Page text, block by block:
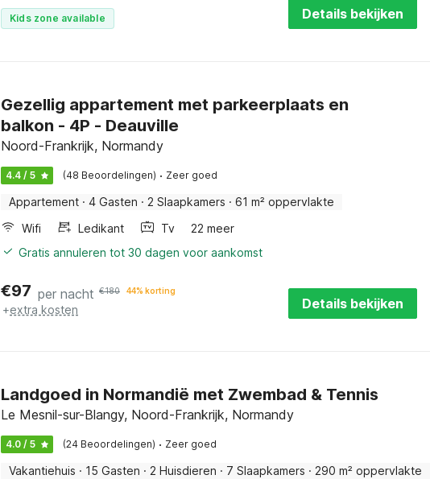
Kids zone available Details bekijken
Gezellig appartement met parkeerplaats en
balkon - 4P - Deauville
Noord-Frankrijk, Normandy
4.4 / 5 (48 Beoordelingen) · Zeer goed
Appartement · 4 Gasten · 2 Slaapkamers · 61 m² oppervlakte
Wifi
Ledikant Tv
22 meer
Gratis annuleren tot 30 dagen voor aankomst
€97 per nacht €180 44% korting
+extra kosten Details bekijken
Landgoed in Normandië met Zwembad & Tennis
Le Mesnil-sur-Blangy, Noord-Frankrijk, Normandy
4.0 / 5 (24 Beoordelingen) · Zeer goed
Vakantiehuis · 15 Gasten · 2 Huisdieren · 7 Slaapkamers · 290 m² oppervlakte